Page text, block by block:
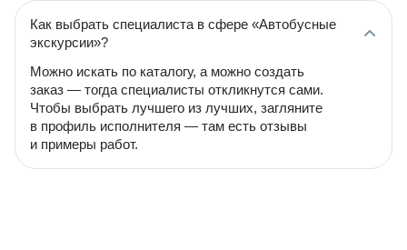
Как выбрать специалиста в сфере «Автобусные
экскурсии»?
Можно искать по каталогу, а можно создать
заказ — тогда специалисты откликнутся сами.
Чтобы выбрать лучшего из лучших, загляните
в профиль исполнителя — там есть отзывы
и примеры работ.